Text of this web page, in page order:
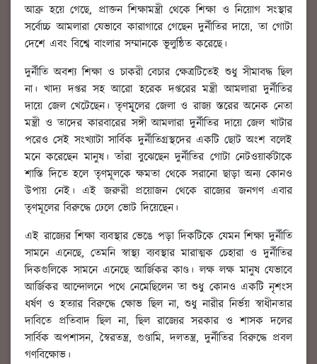
আব্রু হয়ে গেছে, প্রাক্তন শিক্ষামন্ত্রী থেকে শিক্ষা ও নিয়োগ সংস্থার
সর্বোচ্চ আমলারা যেভাবে কারাগারে গেছেন দুর্নীতির দায়ে, তা গোটা
দেশে এবং বিশ্বে বাংলার সম্মানকে ভূলুন্ঠিত করেছে।
দুর্নীতি অবশ্য শিক্ষা ও চাকরী বেচার ক্ষেত্রটিতেই শুধু সীমাবদ্ধ ছিল
না। খাদ্য দপ্তর সহ আরো হরেক দপ্তরের মন্ত্রী আমলারা দুর্নীতির
দায়ে জেল খেটেছেন। তৃণমূ্লের জেলা ও রাজ্য স্তরের অনেক নেতা
মন্ত্রী ও তাদের কারবারের সঙ্গী আমলারা দুর্নীতির দায়ে জেল খাটার
পরেও সেই সংখ্যাটা সার্বিক দুর্নীতিগ্রস্থদের একটি ছোট অংশ বলেই
মনে করেছেন মানুষ। তাঁরা বুঝেছেন দুর্নীতির গোটা নেটওয়ার্কটাকে
শাস্তি দিতে হলে তৃণমূলকে ক্ষমতা থেকে সরানো ছাড়া অন্য কোনও
উপায় নেই। এই জরুরী প্রয়োজন থেকে রাজ্যের জনগণ এবার
তৃণমূলের বিরুদ্ধে ঢেলে ভোট দিয়েছেন।
এই রাজ্যের শিক্ষা ব্যবস্থার ভেঙে পড়া দিকটিকে যেমন শিক্ষা দুর্নীতি
সামনে এনেছে, তেমনি স্বাস্থ্য ব্যবস্থার মারাত্মক চেহারা ও দুর্নীতির
দিকগুলিকে সামনে এনেছে আর্জিকর কাণ্ড। লক্ষ লক্ষ মানুষ যেভাবে
আর্জিকর আন্দোলনে পথে নেমেছিলেন তা শুধু কোনও একটি নৃশংস
ধর্ষণ ও হত্যার বিরুদ্ধে ক্ষোভ ছিল না, শুধু নারীর নির্ভয় স্বাধীনতার
দাবিতে প্রতিবাদ ছিল না, ছিল রাজ্যের সরকার ও শাসক দলের
সার্বিক অপশাসন, স্বৈরতন্ত্র, গুণ্ডামি, দলতন্ত্র, দুর্নীতির বিরুদ্ধে প্রবল
গণবিক্ষোভ।